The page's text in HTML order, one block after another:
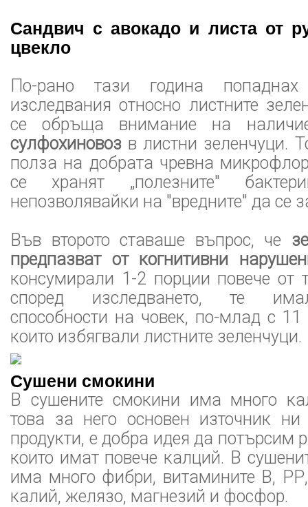
Сандвич с авокадо и листа от
цвекло
По-рано тази година
изследвания относно листните
се обръща внимание на
сулфохиновоз в листни зеленчуци.
полза на добрата чревна
се хранят „полезните"
непозволявайки на "вредните" да се
Във второто ставаше въпрос, че
предпазват от когнитивни
консумирали 1-2 порции повече от
според изследването, те
способности на човек, по-млад с 11
които избягвали листните зеленчуци.
Сушени смокини
В сушените смокини има много
това за него основен източник
продукти, е добра идея да потърсим
които имат повече калций. В
има много фибри, витамините B, РР,
калий, желязо, магнезий и фосфор.